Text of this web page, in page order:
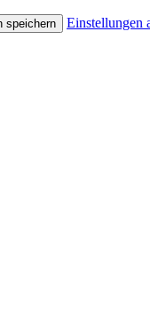
speichern Einstellungen